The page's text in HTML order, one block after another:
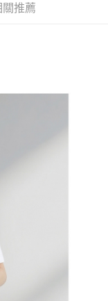
需要取消訂單，請聯絡
效，需透過AFTEE先享
享後付」服務完成之交
易相關給付款項請求債
之同意方可使用
，本公司不負相關責
用戶狀況，依本公司即
，本公司將視審查結果
發現惡意使用之情形，
並採取法律行動。
關推薦